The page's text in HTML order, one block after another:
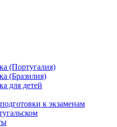
(Португалия)
(Бразилия)
для детей
к экзаменам